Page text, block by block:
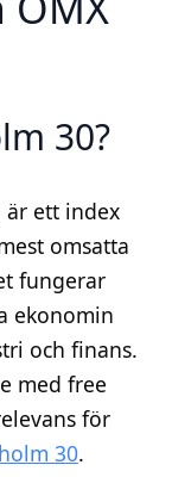
30?
är ett index
omsatta
fungerar
ekonomin
och finans.
med free
för
30.